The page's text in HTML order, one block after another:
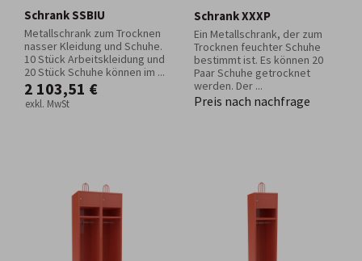
Schrank SSBIU
Metallschrank zum Trocknen
nasser Kleidung und Schuhe.
10 Stück Arbeitskleidung und
20 Stück Schuhe können im ...
2 103,51 €
exkl. MwSt
Schrank XXXP
Ein Metallschrank, der zum
Trocknen feuchter Schuhe
bestimmt ist. Es können 20
Paar Schuhe getrocknet
werden. Der ...
Preis nach nachfrage